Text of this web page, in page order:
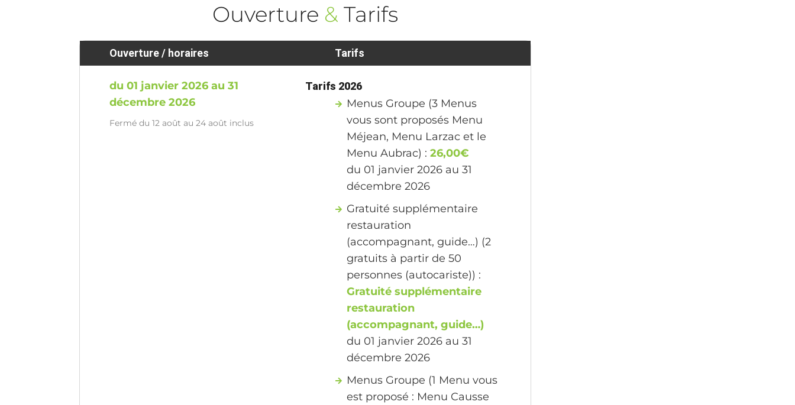
Ouverture & Tarifs
Ouverture / horaires
du 01 janvier 2026 au 31
décembre 2026
Fermé du 12 août au 24 août inclus
Tarifs
Tarifs 2026
Menus Groupe (3 Menus
vous sont proposés Menu
Méjean, Menu Larzac et le
Menu Aubrac) :26,00€
du 01 janvier 2026 au 31
décembre 2026
Gratuité supplémentaire
restauration
(accompagnant, guide…) (2
gratuits à partir de 50
personnes (autocariste)) :
Gratuité supplémentaire
restauration
(accompagnant, guide…)
du 01 janvier 2026 au 31
décembre 2026
Menus Groupe (1 Menu vous
est proposé : Menu Causse